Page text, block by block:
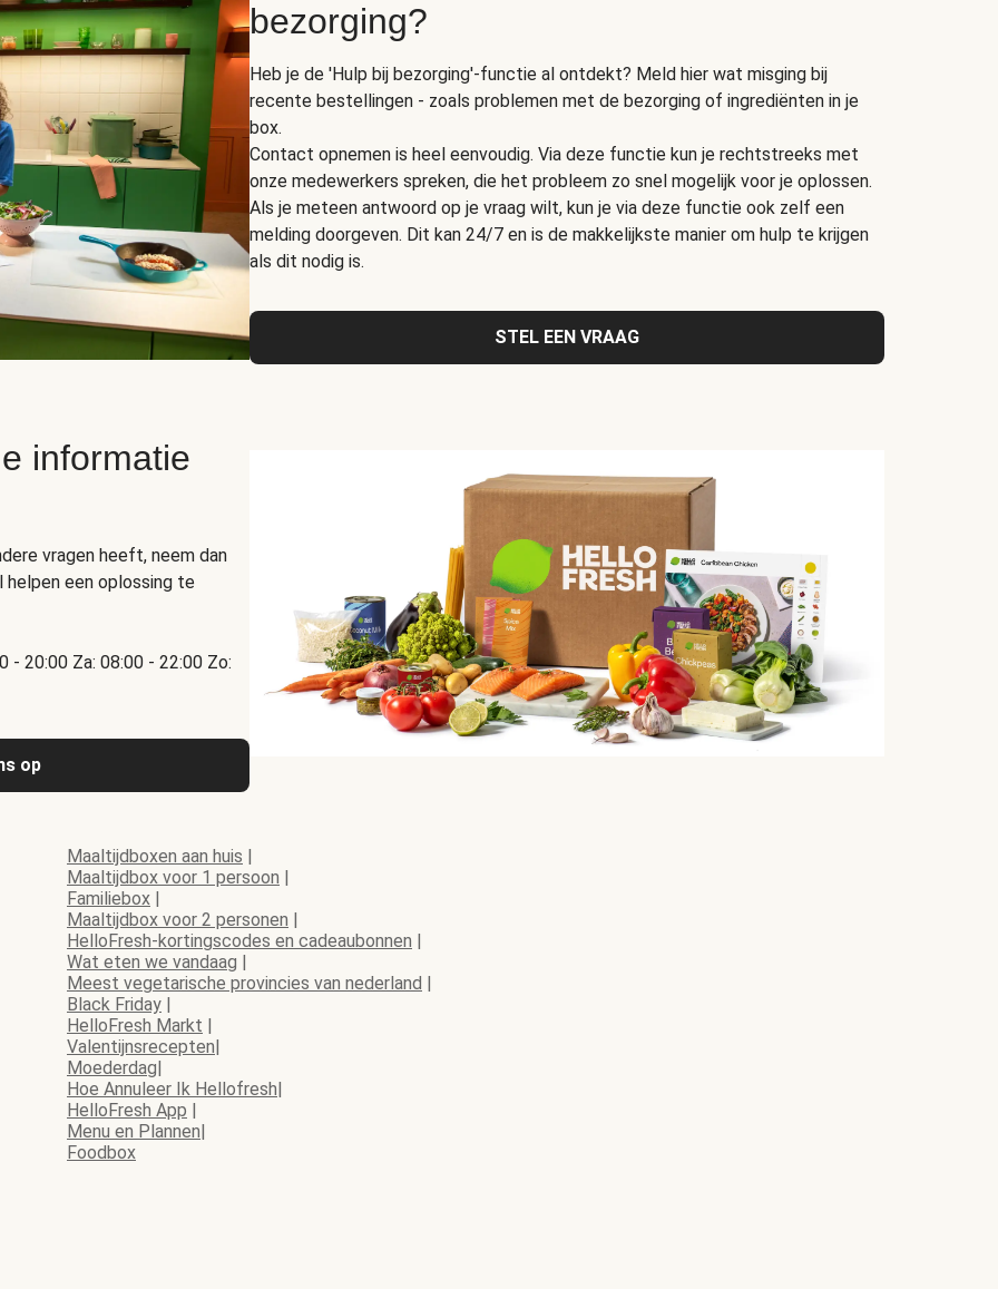
bezorging?
Heb je de 'Hulp bij bezorging'-functie al ontdekt? Meld hier wat misging bij
recente bestellingen - zoals problemen met de bezorging of ingrediënten in je
box.
Contact opnemen is heel eenvoudig. Via deze functie kun je rechtstreeks met
onze medewerkers spreken, die het probleem zo snel mogelijk voor je oplossen.
Als je meteen antwoord op je vraag wilt, kun je via deze functie ook zelf een
melding doorgeven. Dit kan 24/7 en is de makkelijkste manier om hulp te krijgen
als dit nodig is.
STEL EEN VRAAG
informatie
vragen heeft, neem dan
een oplossing te
- 20:00 Za: 08:00 - 22:00 Zo:
op
Maaltijdboxen aan huis |
Maaltijdbox voor 1 persoon |
Familiebox |
Maaltijdbox voor 2 personen |
HelloFresh-kortingscodes en cadeaubonnen |
Wat eten we vandaag |
Meest vegetarische provincies van nederland |
Black Friday |
HelloFresh Markt |
Valentijnsrecepten|
Moederdag|
Hoe Annuleer Ik Hellofresh|
HelloFresh App |
Menu en Plannen|
Foodbox